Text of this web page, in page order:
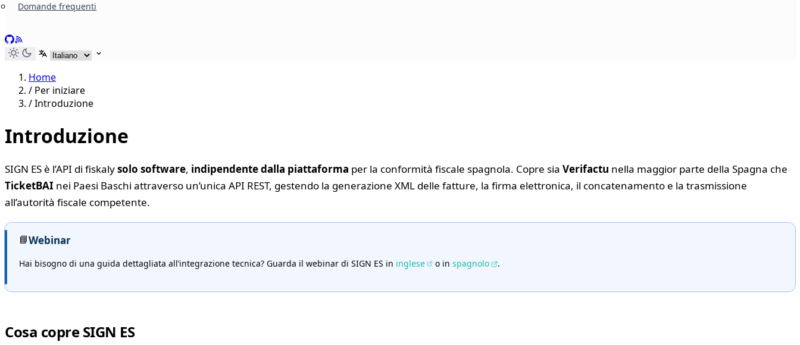
Domande frequenti
GitHub
RSS
Seleziona lingua
Home
/ Per iniziare
/Introduzione
Introduzione
SIGN ES è l’API di fiskalysolo software, indipendente dalla piattaforma per la conformità fiscale spagnola. Copre sia Verifactu nella maggior parte della Spagna che
TicketBAI nei Paesi Baschi attraverso un’unica API REST, gestendo la generazione XML delle fatture, la firma elettronica, il concatenamento e la trasmissione
all’autorità fiscale competente.
📘Webinar
Hai bisogno di una guida dettagliata all’integrazione tecnica? Guarda il webinar di SIGN ES in inglese o inspagnolo .
Cosa copre SIGN ES